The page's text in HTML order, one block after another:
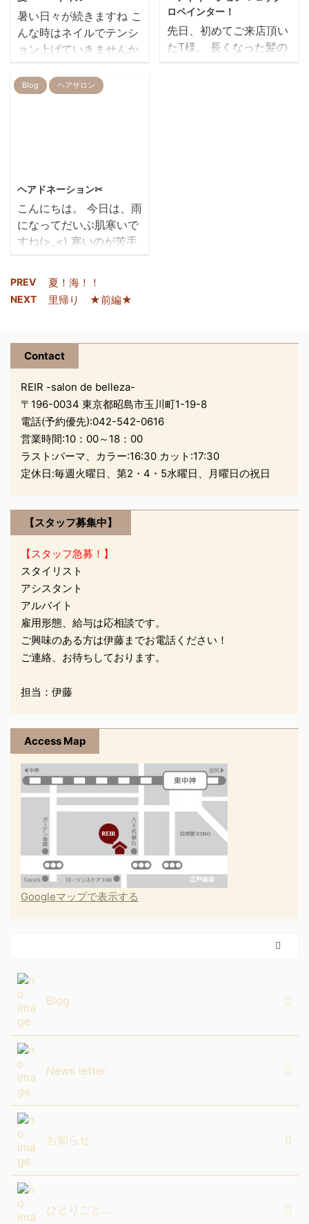
してみたいというお客様
２回ブリーチをして、か
なりお時間も頂きました
が とても満足してくださ
像わかりずらいですが
オープンしました！（商
店街の一番駅の側です）
ゾウさんの 看板があ
ります🐘 伊藤さんが担
暑い日々が続きますね こ
んな時はネイルでテンシ
ョン上げていきませんか
みなさんのコレクション
を、ランダムにピックア
ＴＯＭ
ＯＭＩ ＩＴＯ ００
ロペインター！
先日、初めてご来店頂い
たT様。 長くなった髪の
毛を、病気などでウィッ
ー抑制効果もあり、 頭皮
Blog ヘアサロン
ヘアドネーション✂
こんにちは。 今日は、雨
になってだいぶ肌寒いで
すね(>_<) 寒いのが苦手
な中野は、春が待ち遠し
卒業式なども多く新社会
人の方や、卒入学など 新
が多いです！ この季節の
変わり目に髪型を変える
ます。 ヘアドネーショ
ンも、髪型を変えるには
いいタイミングだと思い
ます。 でも、ヘアドネー
ションって皆ショートや
ショートボブだったり"(-
要は 無いのです！ 先日
ご来店頂いたお客様 とて
もきれいな髪 ...
PREV 夏！海！！
NEXT 里帰り ★前編★
Contact
REIR -salon de belleza-
〒196-0034 東京都昭島市玉川町1-19-8
電話(予約優先):042-542-0616
営業時間:10：00～18：00
ラスト:パーマ、カラー:16:30 カット:17:30
定休日:毎週火曜日、第2・4・5水曜日、月曜日の祝日
【スタッフ募集中】
【スタッフ急募！】
スタイリスト
アシスタント
アルバイト
雇用形態、給与は応相談です。
ご興味のある方は伊藤までお電話ください！
ご連絡、お待ちしております。
担当：伊藤
Access Map
Googleマップで表示する
Blog
News letter
お知らせ
ひとりごと…